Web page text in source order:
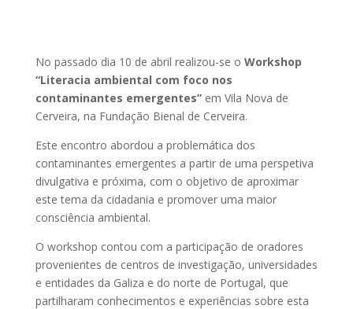
No passado dia 10 de abril realizou-se o Workshop
“Literacia ambiental com foco nos
contaminantes emergentes”em Vila Nova de
Cerveira, na Fundação Bienal de Cerveira.
Este encontro abordou a problemática dos
contaminantes emergentes a partir de uma perspetiva
divulgativa e próxima, com o objetivo de aproximar
este tema da cidadania e promover uma maior
consciência ambiental.
O workshop contou com a participação de oradores
provenientes de centros de investigação, universidades
e entidades da Galiza e do norte de Portugal, que
partilharam conhecimentos e experiências sobre esta